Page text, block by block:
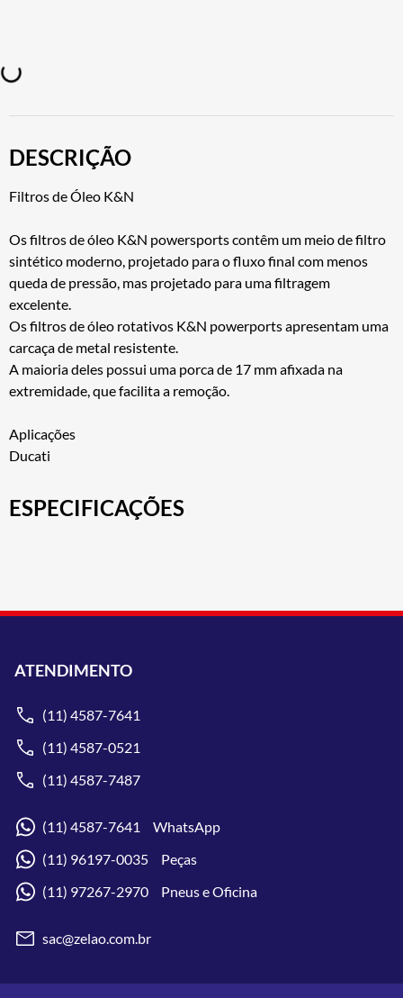
DESCRIÇÃO
Filtros de Óleo K&N
Os filtros de óleo K&N powersports contêm um meio de filtro
sintético moderno, projetado para o fluxo final com menos
queda de pressão, mas projetado para uma filtragem
excelente.
Os filtros de óleo rotativos K&N powerports apresentam uma
carcaça de metal resistente.
A maioria deles possui uma porca de 17 mm afixada na
extremidade, que facilita a remoção.
Aplicações
Ducati
ESPECIFICAÇÕES
ATENDIMENTO
(11) 4587-7641
(11) 4587-0521
(11) 4587-7487
(11) 4587-7641 WhatsApp
(11) 96197-0035 Peças
(11) 97267-2970 Pneus e Oficina
sac@zelao.com.br